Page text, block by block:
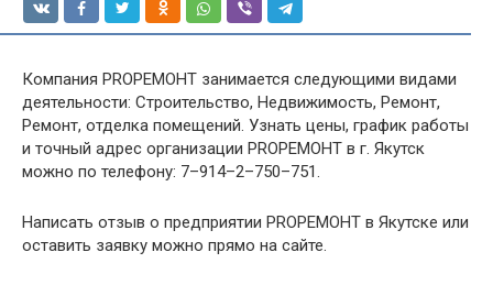
Компания PROРЕМОНТ занимается следующими видами
деятельности: Строительство, Недвижимость, Ремонт,
Ремонт, отделка помещений. Узнать цены, график работы
и точный адрес организации PROРЕМОНТ в г. Якутск
можно по телефону: 7–914–2–750–751.
Написать отзыв о предприятии PROРЕМОНТ в Якутске или
оставить заявку можно прямо на сайте.